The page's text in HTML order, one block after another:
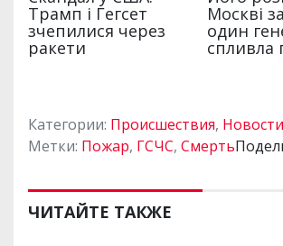
Категории: Происшествия,
Метки: Пожар, ГСЧС, Смерть
ЧИТАЙТЕ ТАКЖЕ